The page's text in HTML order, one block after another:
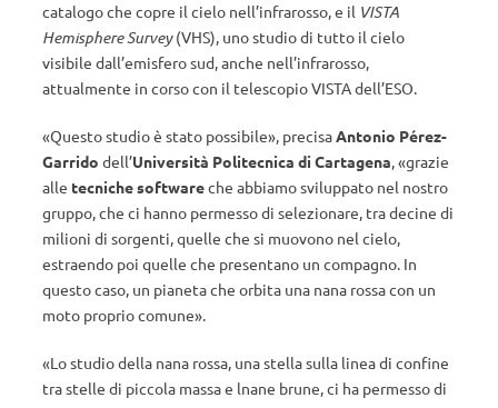
catalogo che copre il cielo nell’infrarosso, e il VISTA
Hemisphere Survey(VHS), uno studio di tutto il cielo
visibile dall’emisfero sud, anche nell’infrarosso,
attualmente in corso con il telescopio VISTA dell’ESO.
«Questo studio è stato possibile», precisaAntonio Pérez-
Garrido dell’Università Politecnica di Cartagena, «grazie
alle tecniche softwareche abbiamo sviluppato nel nostro
gruppo, che ci hanno permesso di selezionare, tra decine di
milioni di sorgenti, quelle che si muovono nel cielo,
estraendo poi quelle che presentano un compagno. In
questo caso, un pianeta che orbita una nana rossa con un
moto proprio comune».
«Lo studio della nana rossa, una stella sulla linea di confine
tra stelle di piccola massa e lnane brune, ci ha permesso di